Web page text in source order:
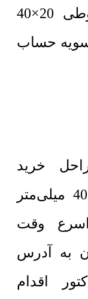
اینترنتی پروفیل قوطی 20×40
حساب
خرید
پروفیل قوطی 20×40 میلی‌متر
وقت
به آدرس
اقدام